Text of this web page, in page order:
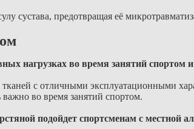
сустава, предотвращая её
нагрузках во время занятий спортом
с отличными эксплуатационными
во время занятий спортом.
подойдет спортсменам с местной